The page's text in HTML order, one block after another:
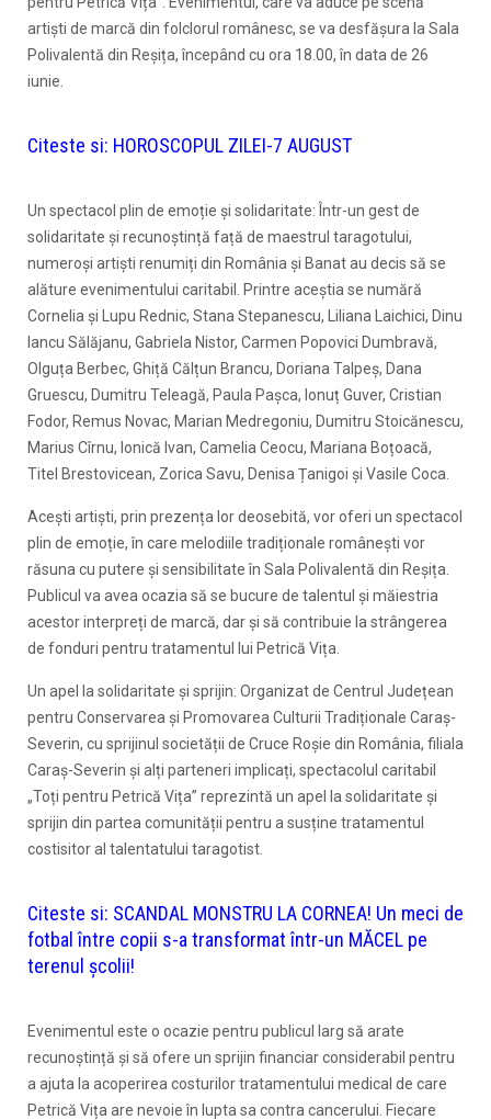
artiști de marcă din folclorul românesc, se va desfășura la Sala
Polivalentă din Reșița, începând cu ora 18.00, în data de 26
iunie.
Citeste si: HOROSCOPUL ZILEI-7 AUGUST
Un spectacol plin de emoție și solidaritate: Într-un gest de
solidaritate și recunoștință față de maestrul taragotului,
numeroși artiști renumiți din România și Banat au decis să se
alăture evenimentului caritabil. Printre aceștia se numără
Cornelia și Lupu Rednic, Stana Stepanescu, Liliana Laichici, Dinu
Iancu Sălăjanu, Gabriela Nistor, Carmen Popovici Dumbravă,
Olguța Berbec, Ghiță Călțun Brancu, Doriana Talpeș, Dana
Gruescu, Dumitru Teleagă, Paula Pașca, Ionuț Guver, Cristian
Fodor, Remus Novac, Marian Medregoniu, Dumitru Stoicănescu,
Marius Cîrnu, Ionică Ivan, Camelia Ceocu, Mariana Boțoacă,
Titel Brestovicean, Zorica Savu, Denisa Țanigoi și Vasile Coca.
Acești artiști, prin prezența lor deosebită, vor oferi un spectacol
plin de emoție, în care melodiile tradiționale românești vor
răsuna cu putere și sensibilitate în Sala Polivalentă din Reșița.
Publicul va avea ocazia să se bucure de talentul și măiestria
acestor interpreți de marcă, dar și să contribuie la strângerea
de fonduri pentru tratamentul lui Petrică Vița.
Un apel la solidaritate și sprijin: Organizat de Centrul Județean
pentru Conservarea și Promovarea Culturii Tradiționale Caraș-
Severin, cu sprijinul societății de Cruce Roșie din România, filiala
Caraș-Severin și alți parteneri implicați, spectacolul caritabil
„Toți pentru Petrică Vița” reprezintă un apel la solidaritate și
sprijin din partea comunității pentru a susține tratamentul
costisitor al talentatului taragotist.
Citeste si: SCANDAL MONSTRU LA CORNEA! Un meci de
fotbal între copii s-a transformat într-un MĂCEL pe
terenul școlii!
Evenimentul este o ocazie pentru publicul larg să arate
recunoștință și să ofere un sprijin financiar considerabil pentru
a ajuta la acoperirea costurilor tratamentului medical de care
Petrică Vița are nevoie în lupta sa contra cancerului. Fiecare